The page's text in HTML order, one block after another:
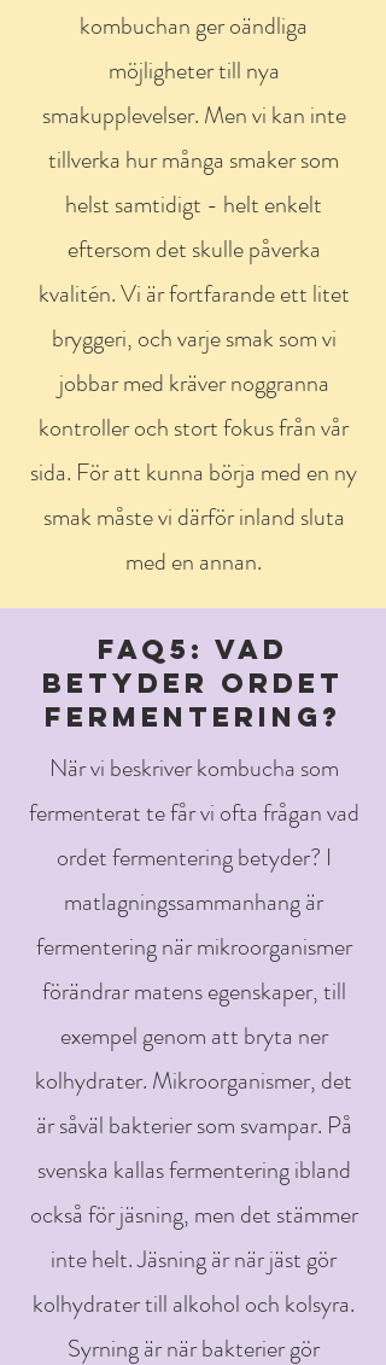
kombuchan ger oändliga
möjligheter till nya
smakupplevelser. Men vi kan inte
tillverka hur många smaker som
helst samtidigt - helt enkelt
eftersom det skulle påverka
kvalitén. Vi är fortfarande ett litet
bryggeri, och varje smak som vi
jobbar med kräver noggranna
kontroller och stort fokus från vår
sida. För att kunna börja med en ny
smak måste vi därför inland sluta
med en annan.
FAQ5: VAD
BETYDER ORDET
FERMENTERING?
När vi beskriver kombucha som
fermenterat te får vi ofta frågan vad
ordet fermentering betyder? I
matlagningssammanhang är
fermentering när mikroorganismer
förändrar matens egenskaper, till
exempel genom att bryta ner
kolhydrater. Mikroorganismer, det
är såväl bakterier som svampar. På
svenska kallas fermentering ibland
också för jäsning, men det stämmer
inte helt. Jäsning är när jäst gör
kolhydrater till alkohol och kolsyra.
Syrning är när bakterier gör